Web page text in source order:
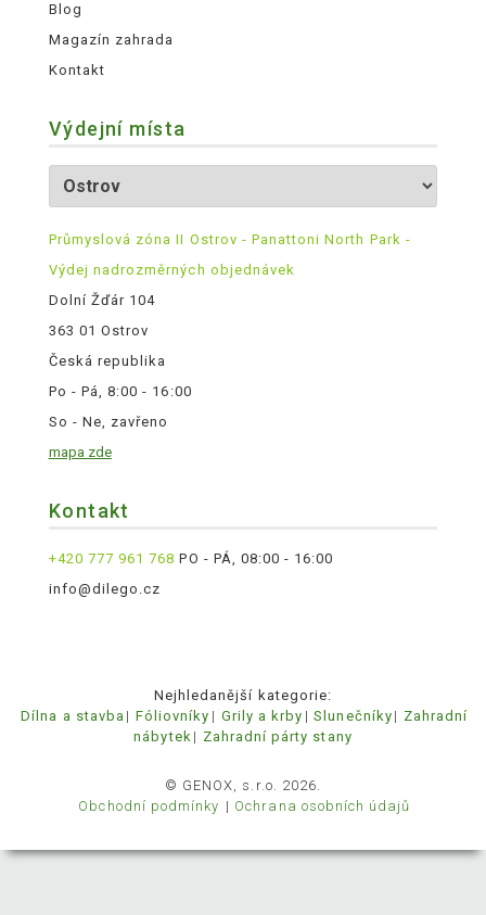
Blog
Magazín zahrada
Kontakt
Výdejní místa
Průmyslová zóna II Ostrov - Panattoni North Park -
Výdej nadrozměrných objednávek
Dolní Žďár 104
363 01 Ostrov
Česká republika
Po - Pá, 8:00 - 16:00
So - Ne, zavřeno
mapa zde
Kontakt
+420 777 961 768 PO - PÁ, 08:00 - 16:00
info@dilego.cz
Nejhledanější kategorie:
Dílna a stavba
Fóliovníky Grily a krby Slunečníky
Zahradní
nábytek
Zahradní párty stany
© GENOX, s.r.o. 2026.
Obchodní podmínky
Ochrana osobních údajů